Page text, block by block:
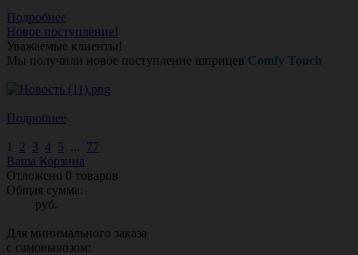
Подробнее
Новое поступление!
Уважаемые клиенты!
Мы получили новое поступление шприцев Comfy Touch
Подробнее
1 2 3 4 5 ... 77
Ваша Корзина
Отложено 0 товаров
Общая сумма:
руб.
Для минимального заказа
с самовывозом: